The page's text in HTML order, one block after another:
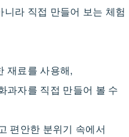
라 직접 만들어 보는 체험
재료를 사용해,
과자를 직접 만들어 볼 수
편안한 분위기 속에서